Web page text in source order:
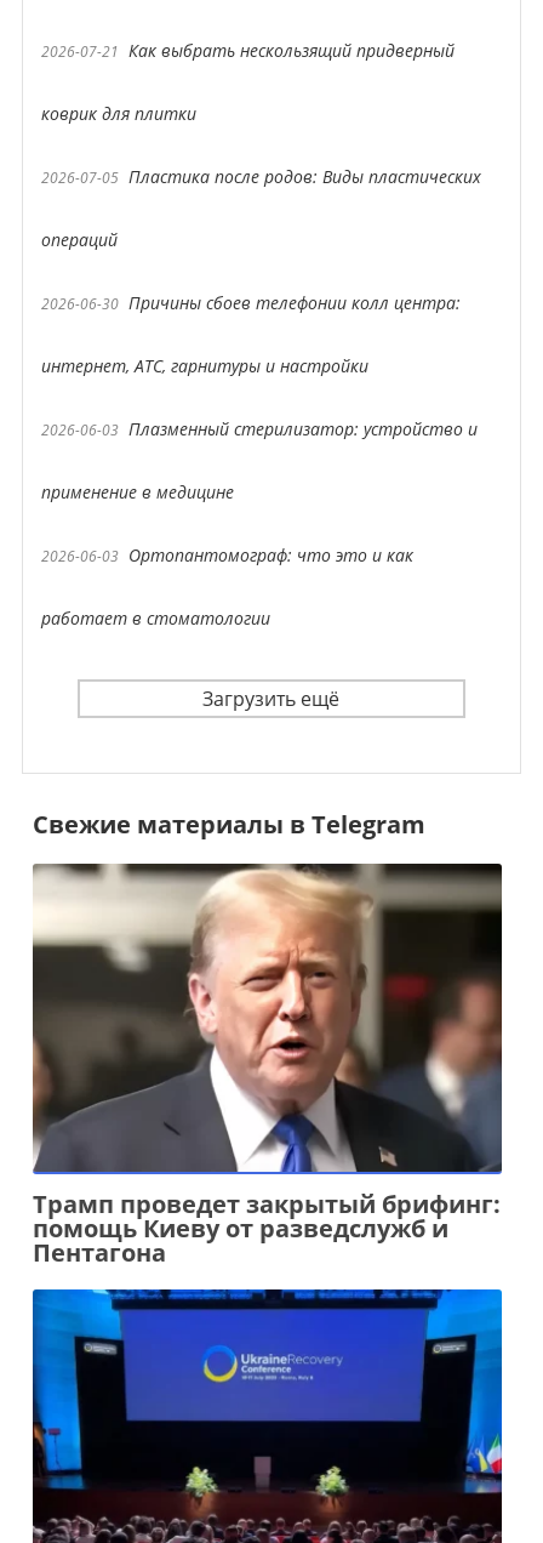
2026-07-21 Как выбрать нескользящий придверный
коврик для плитки
2026-07-05 Пластика после родов: Виды пластических
операций
2026-06-30 Причины сбоев телефонии колл центра:
интернет, АТС, гарнитуры и настройки
2026-06-03 Плазменный стерилизатор: устройство и
применение в медицине
2026-06-03 Ортопантомограф: что это и как
работает в стоматологии
Загрузить ещё
Свежие материалы в Telegram
Трамп проведет закрытый брифинг:
помощь Киеву от разведслужб и
Пентагона